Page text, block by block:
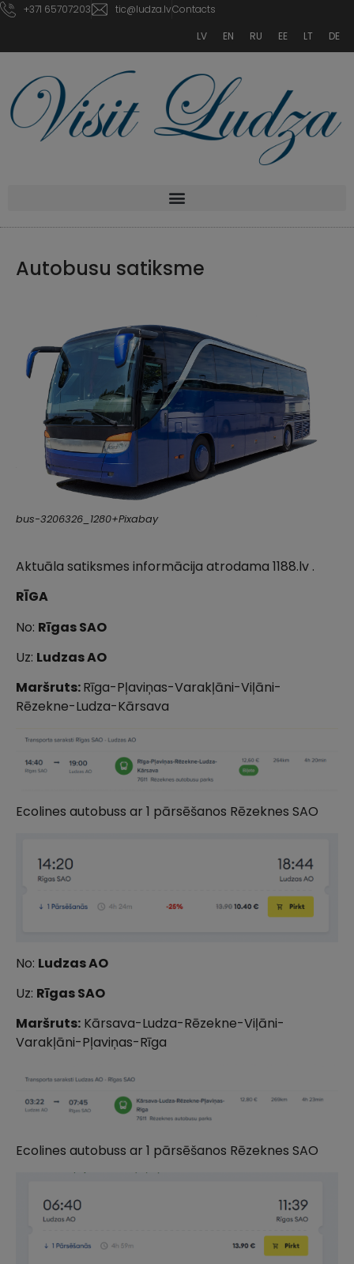
+371 65707203 tic@ludza.lvContacts
LV
EN RU EE LT DE
Autobusu satiksme
bus-3206326_1280+Pixabay
Aktuāla satiksmes informācija atrodama 1188.lv .
RĪGA
No: Rīgas SAO
Uz: Ludzas AO
Maršruts:Rīga-Pļaviņas-Varakļāni-Viļāni-
Rēzekne-Ludza-Kārsava
Ecolines autobuss ar 1 pārsēšanos Rēzeknes SAO
No: Ludzas AO
Uz: Rīgas SAO
Maršruts: Kārsava-Ludza-Rēzekne-Viļāni-
Varakļāni-Pļaviņas-Rīga
Ecolines autobuss ar 1 pārsēšanos Rēzeknes SAO